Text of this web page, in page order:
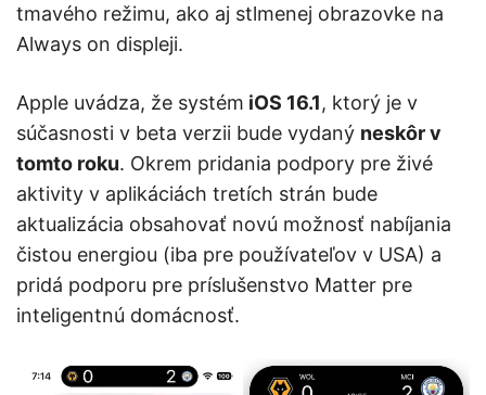
tmavého režimu, ako aj stlmenej obrazovke na
Always on displeji.
Apple uvádza, že systém iOS 16.1, ktorý je v
súčasnosti v beta verzii bude vydaný neskôr v
tomto roku. Okrem pridania podpory pre živé
aktivity v aplikáciách tretích strán bude
aktualizácia obsahovať novú možnosť nabíjania
čistou energiou (iba pre používateľov v USA) a
pridá podporu pre príslušenstvo Matter pre
inteligentnú domácnosť.